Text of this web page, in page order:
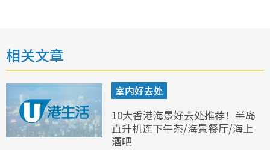
相关文章
室内好去处
10大香港海景好去处推荐！半岛
直升机连下午茶/海景餐厅/海上
酒吧